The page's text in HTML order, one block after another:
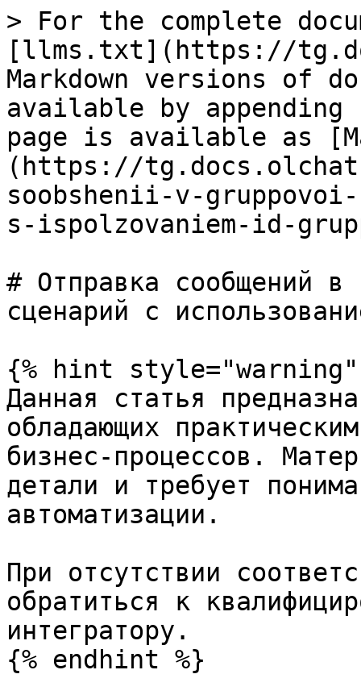
> For the complete
[llms.txt](https://
Markdown versions of
available by
page is available as
(https://
soobshenii-v-
s-ispolzovaniem-id-
# Отправка сообщений в
сценарий с
{% hint style="warning"
Данная статья
обладающих
бизнес-процессов.
детали и требует
автоматизации.
При отсутствии
обратиться к
интегратору.
{% endhint %}